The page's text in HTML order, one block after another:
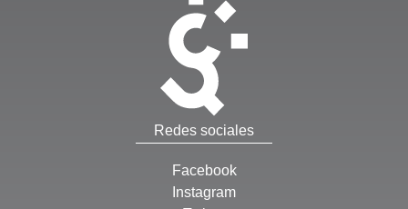
Redes sociales
Facebook
Instagram